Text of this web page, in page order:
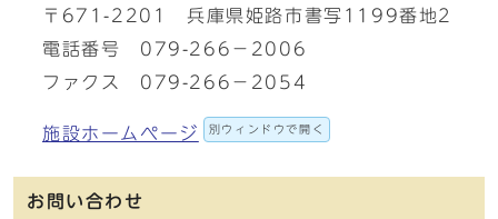
〒671-2201 兵庫県姫路市書写1199番地2
電話番号 079-266－2006
ファクス 079-266－2054
施設ホームページ 別ウィンドウで開く
お問い合わせ